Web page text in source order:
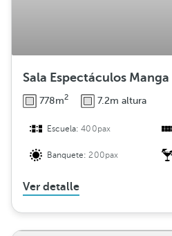
Sala Espectáculos Manga
778m2 7.2m altura
Escuela:400pax
Banquete:200pax
Ver detalle